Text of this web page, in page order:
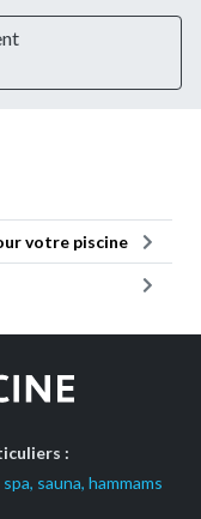
votre piscine
:
sauna, hammams